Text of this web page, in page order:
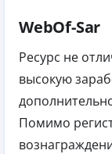
WebOf-Sar
Ресурс не
высокую
Помимо